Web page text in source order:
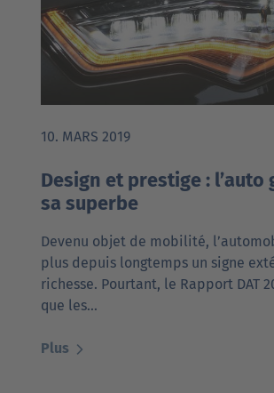
10. MARS 2019
Design et prestige : l’auto
sa superbe
Devenu objet de mobilité,
plus depuis longtemps un signe
richesse. Pourtant, le Rapport DAT
que les…
Plus